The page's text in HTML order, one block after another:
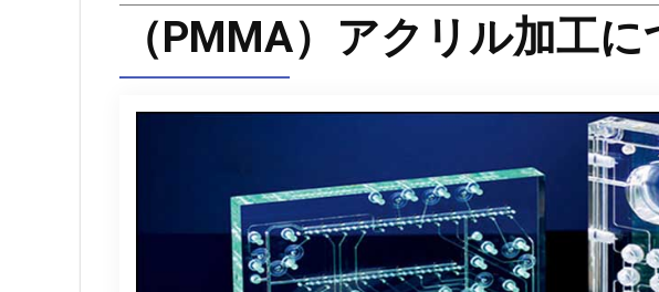
アームス ブロンズ
紫外線 塗料
重金属トップ10のランキング：特性、影響、利用法
ステンレス鋼の切削における加工硬化を防ぐ方法
チタン鋳造とは: プロセス、用途、温度、価格
プロトタイプ射出成形: 究極のガイド
LEDライト部品 ダイカストサービス
カスタムメカニカルキーボードはなぜ人気なのか？
（PMMA）アクリル加工に